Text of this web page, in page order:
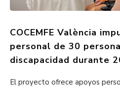
COCEMFE València
personal de 30
discapacidad durante
El proyecto ofrece apoyos